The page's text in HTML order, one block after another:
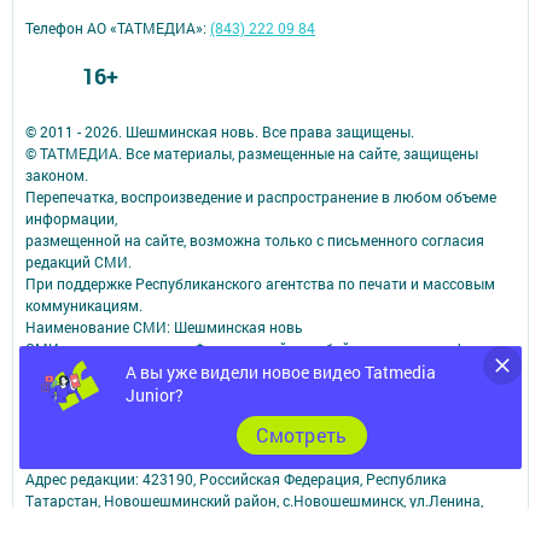
А вы уже видели новое видео Tatmedia
Junior?
Cмотреть
© 2011 - 2026. Шешминская новь. Все права защищены.
© ТАТМЕДИА. Все материалы, размещенные на сайте, защищены
законом.
Перепечатка, воспроизведение и распространение в любом объеме
информации,
размещенной на сайте, возможна только с письменного согласия
редакций СМИ.
При поддержке Республиканского агентства по печати и массовым
коммуникациям.
Наименование СМИ: Шешминская новь
СМИ зарегистрировано Федеральной службой по надзору в сфере
связи,
информационных технологий и массовых коммуникаций
запись о регистрации СМИ ЭЛ № ФС 77 - 90148 от 07.10.2025
ФИО главного редактора: Мусин Азат Вализанович Email:
sheshminskaja-nov.dir@tatmedia.com
Адрес редакции: 423190, Российская Федерация, Республика
Татарстан, Новошешминский район, с.Новошешминск, ул.Ленина,
Телефон АО «ТАТМЕДИА»:(843) 222 09 84
16+